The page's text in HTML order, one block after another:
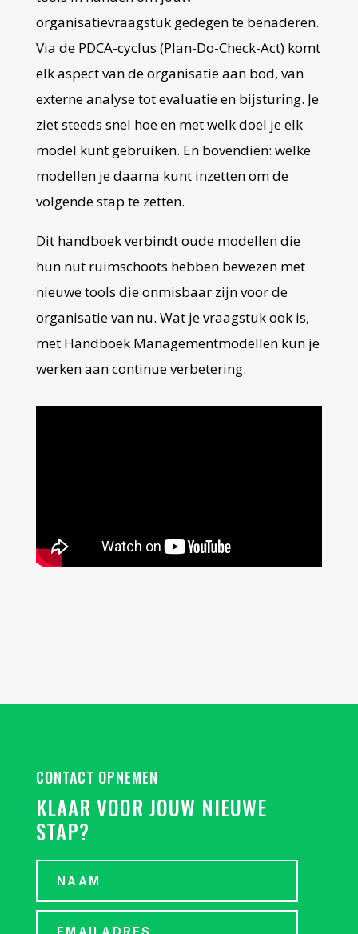
organisatievraagstuk gedegen te benaderen.
Via de PDCA-cyclus (Plan-Do-Check-Act) komt
elk aspect van de organisatie aan bod, van
externe analyse tot evaluatie en bijsturing. Je
ziet steeds snel hoe en met welk doel je elk
model kunt gebruiken. En bovendien: welke
modellen je daarna kunt inzetten om de
volgende stap te zetten.
Dit handboek verbindt oude modellen die
hun nut ruimschoots hebben bewezen met
nieuwe tools die onmisbaar zijn voor de
organisatie van nu. Wat je vraagstuk ook is,
met Handboek Managementmodellen kun je
werken aan continue verbetering.
CONTACT OPNEMEN
KLAAR VOOR JOUW NIEUWE
STAP?